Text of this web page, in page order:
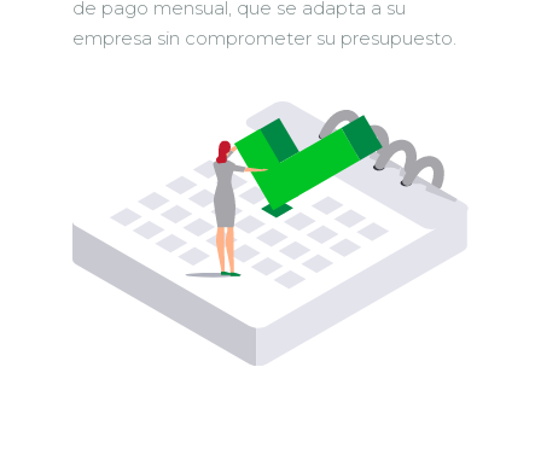
de pago mensual, que se adapta a su
empresa sin comprometer su presupuesto.